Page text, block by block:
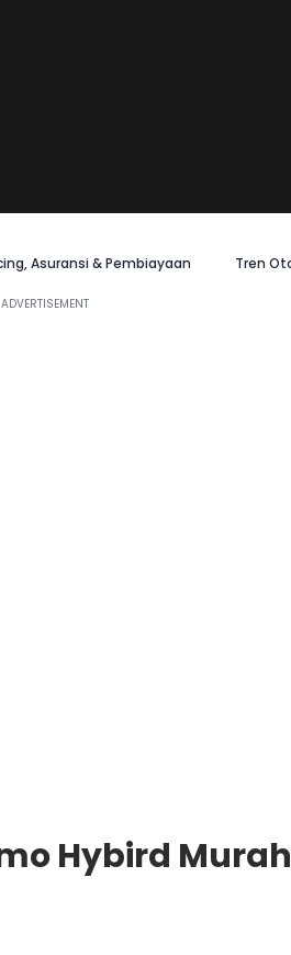
Asuransi & Pembiayaan Tren
Hybird Murah